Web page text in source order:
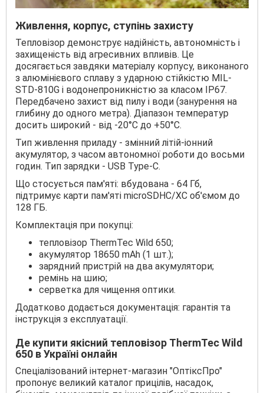
Живлення, корпус, ступінь захисту
Тепловізор демонструє надійність, автономність і
захищеність від агресивних впливів. Це
досягається завдяки матеріалу корпусу, виконаного
з алюмінієвого сплаву з ударною стійкістю MIL-
STD-810G і водонепроникністю за класом IP67.
Передбачено захист від пилу і води (занурення на
глибину до одного метра). Діапазон температур
досить широкий - від -20°C до +50°C.
Тип живлення приладу - змінний літій-іонний
акумулятор, з часом автономної роботи до восьми
годин. Тип зарядки - USB Type-C.
Що стосується пам'яті: вбудована - 64 Гб,
підтримує карти пам'яті microSDHC/XC об'ємом до
128 ГБ.
Комплектація при покупці:
тепловізор ThermTec Wild 650;
акумулятор 18650 mAh (1 шт.);
зарядний пристрій на два акумулятори;
ремінь на шию;
серветка для чищення оптики.
Додатково додається документація: гарантія та
інструкція з експлуатації.
Де купити якісний тепловізор ThermTec Wild
650 в Україні онлайн
Спеціалізований інтернет-магазин "ОптіксПро"
пропонує великий каталог прицілів, насадок,